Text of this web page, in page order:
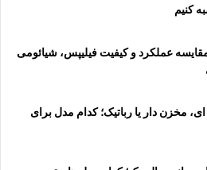
کنیم
عملکرد و کیفیت فیلیپس، شیائومی
مخزن دار یا رباتیک؛ کدام مدل برای